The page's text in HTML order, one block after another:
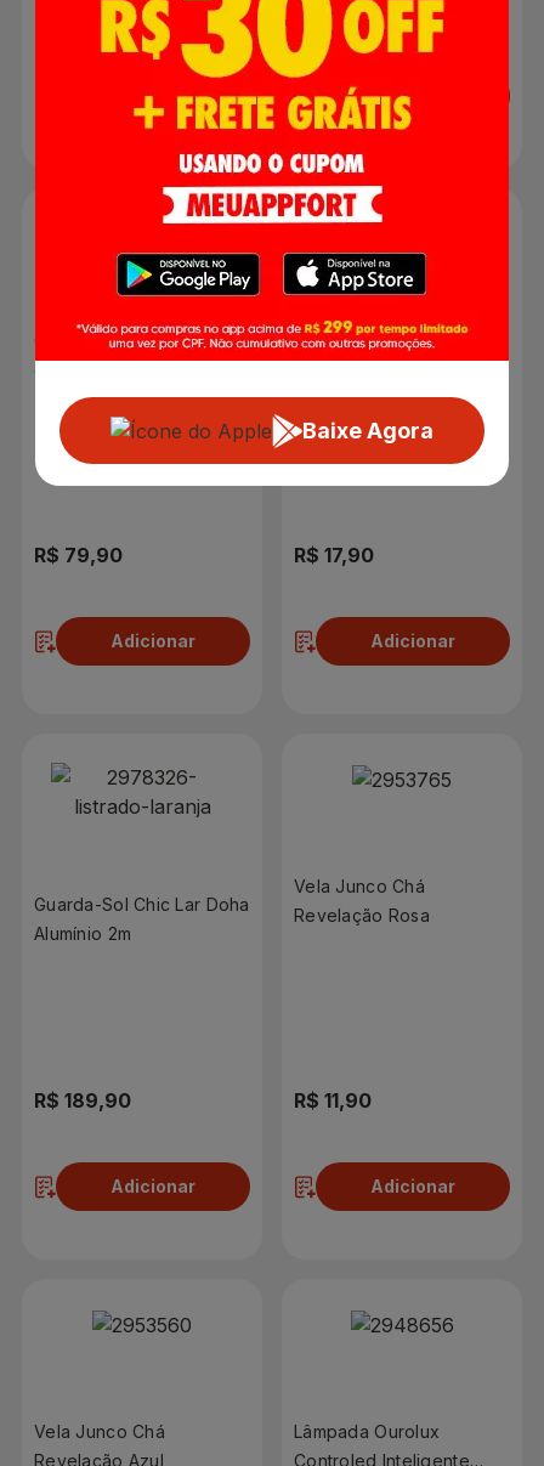
R$ 36,90
Adicionar
R$ 12,99
Adicionar
Cadeira de Praia Bel Alta
R$ 79,90
Adicionar
R$ 17,90
Adicionar
Guarda-Sol Chic Lar Doha
Alumínio 2m
R$ 189,90
Adicionar
Vela Junco Chá
Revelação Rosa
R$ 11,90
Adicionar
Vela Junco Chá
Revelação Azul
Lâmpada Ourolux
Controled Inteligente
Baixe Agora